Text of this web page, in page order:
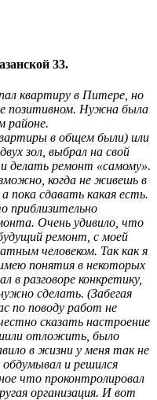
33.
квартиру в Питере, но
позитивном. Нужна была
районе.
в общем были) или
зол, выбрал на свой
делать ремонт «самому».
когда не живешь в
пока сдавать какая есть.
приблизительно
Очень удивило, что
ремонт, с моей
человеком. Так как я
понятия в некоторых
в разговоре конкретику,
сделать. (Забегая
по поводу работ не
сказать настроение
отложить, было
в жизни у меня так не
и решился
что проконтролировал
организация. И вот